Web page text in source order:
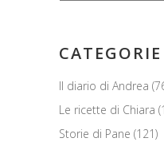
CATEGORIE
Il diario di Andrea
Le ricette di Chiara
Storie di Pane (121)